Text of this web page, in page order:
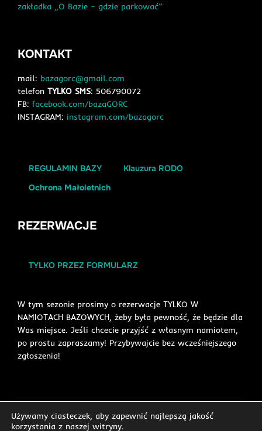
zakładka „O Bazie – gdzie parkować”
KONTAKT
mail: bazagorc@gmail.com
telefon TYLKO SMS: 506790072
FB: facebook.com/bazaGORC
INSTAGRAM: instagram.com/bazagorc
REGULAMIN BAZY
Klauzura RODO
Ochrona Małoletnich
REZERWACJE
TYLKO PRZEZ FORMULARZ
W tym sezonie prosimy o rezerwacje TYLKO W
NAMIOTACH BAZOWYCH, żeby była pewność, że będzie dla
Was miejsce. Jeśli chcecie przyjść z własnym namiotem,
po prostu zapraszamy! Przybywajcie bez wcześniejszego
zgłoszenia!
Copyright © 2026 Studencka Baza Namiotowa GORC
Używamy ciasteczek, aby zapewnić najlepszą jakość
korzystania z naszej witryny.